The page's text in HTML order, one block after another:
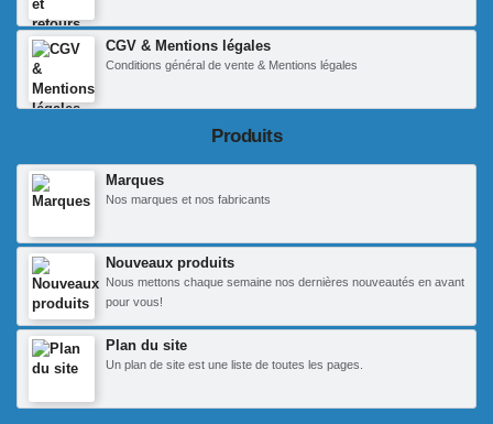
CGV & Mentions légales
Conditions général de vente & Mentions légales
Produits
Marques
Nos marques et nos fabricants
Nouveaux produits
Nous mettons chaque semaine nos dernières nouveautés en avant
pour vous!
Plan du site
Un plan de site est une liste de toutes les pages.